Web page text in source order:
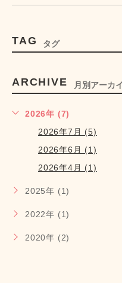
TAG タグ
ARCHIVE 月別アーカ
2026年 (7)
2026年7月 (5)
2026年6月 (1)
2026年4月 (1)
2025年 (1)
2022年 (1)
2020年 (2)